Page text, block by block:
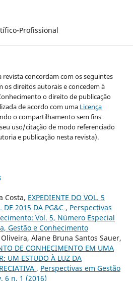
Profissional
concordam com os seguintes
os direitos autorais e concedem à
o direito de publicação
de acordo com uma Licença
o compartilhamento sem fins
uso/citação de modo referenciado
e publicação nesta revista).
Costa, EXPEDIENTE DO VOL. 5
DE 2015 DA PG&C , Perspectivas
Vol. 5, Número Especial
Gestão e Conhecimento
Alane Bruna Santos Sauer,
DE CONHECIMENTO EM UMA
UM ESTUDO À LUZ DA
, Perspectivas em Gestão
6 n. 1 (2016)